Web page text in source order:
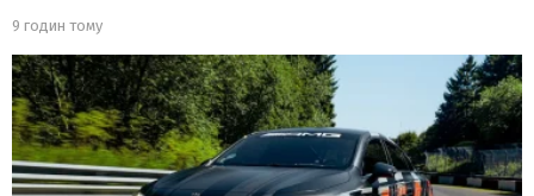
9 годин тому